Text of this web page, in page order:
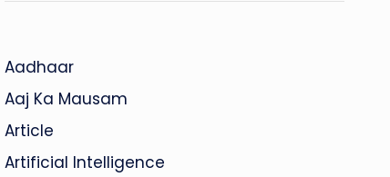
Aadhaar
Aaj Ka Mausam
Article
Artificial Intelligence